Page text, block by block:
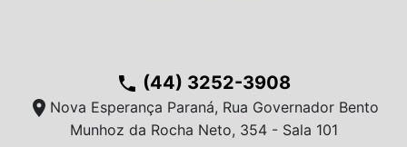
phone (44) 3252-3908
location_on Nova Esperança Paraná, Rua Governador Bento
Munhoz da Rocha Neto, 354 - Sala 101